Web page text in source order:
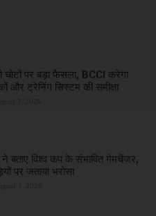
चोटों पर बड़ा फैसला, BCCI करेगा
और ट्रेनिंग सिस्टम की समीक्षा
ने बताए विश्व कप के संभावित गेमचेंजर,
पर जताया भरोसा